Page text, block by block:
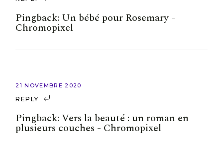
Pingback: Un bébé pour Rosemary -
Chromopixel
21 NOVEMBRE 2020
REPLY
Pingback:Vers la beauté : un roman en
plusieurs couches - Chromopixel